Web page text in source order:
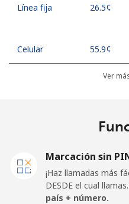
Línea fija ⁦26.5¢⁩
Celular ⁦55.9¢⁩
⁦81.9¢⁩
Celular
Ver
Marcación sin
¡Haz llamadas más
DESDE el cual
país + número.